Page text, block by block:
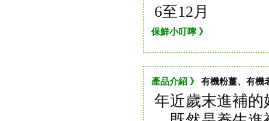
6至12月
保鮮小叮嚀 》
產品介紹 》 有機粉薑、有機
年近歲末進補的